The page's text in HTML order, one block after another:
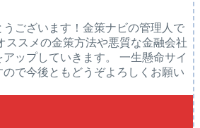
ございます！金策ナビの管理人で
ススメの金策方法や悪質な金融会社
ップしていきます。 一生懸命サイ
ので今後ともどうぞよろしくお願い